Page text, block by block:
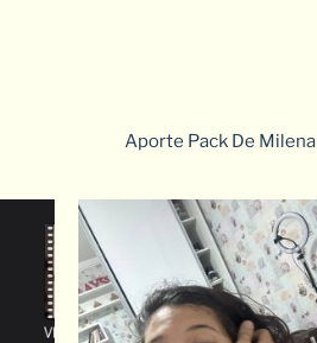
Aporte Pack De Milena